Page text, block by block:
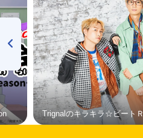
Trignalのキラキラ☆ビートＲ